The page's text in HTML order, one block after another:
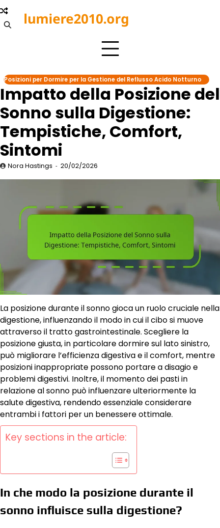
Skip
to
content
lumiere2010.org
Posizioni per Dormire per la Gestione del Reflusso Acido Notturno
Impatto della Posizione del
Sonno sulla Digestione:
Tempistiche, Comfort,
Sintomi
Nora Hastings 20/02/2026
La posizione durante il sonno gioca un ruolo cruciale nella
digestione, influenzando il modo in cui il cibo si muove
attraverso il tratto gastrointestinale. Scegliere la
posizione giusta, in particolare dormire sul lato sinistro,
può migliorare l’efficienza digestiva e il comfort, mentre
posizioni inappropriate possono portare a disagio e
problemi digestivi. Inoltre, il momento dei pasti in
relazione al sonno può influenzare ulteriormente la
salute digestiva, rendendo essenziale considerare
entrambi i fattori per un benessere ottimale.
Key sections in the article:
In che modo la posizione durante il
sonno influisce sulla digestione?